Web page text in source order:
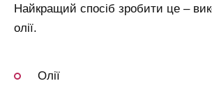
Найкращий спосіб зробити це –
олії.
Олії